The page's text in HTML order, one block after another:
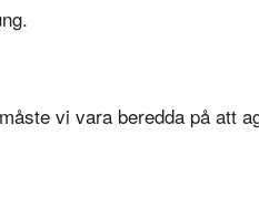
vi vara beredda på att